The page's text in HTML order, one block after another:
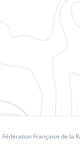
Fédération Française de la